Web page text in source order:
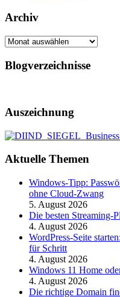
Archiv
Archiv
Blogverzeichnisse
Auszeichnung
Aktuelle Themen
Windows-Tipp:
ohne Cloud-Zwang
5. August 2026
Die besten Streaming-
4. August 2026
WordPress-Seite
für Schritt
4. August 2026
Windows 11 Home
4. August 2026
Die richtige Domain